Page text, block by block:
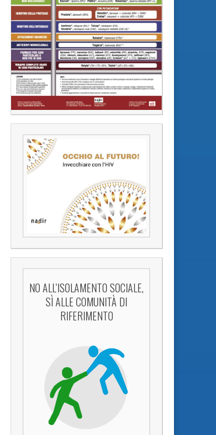
NO ALL’ISOLAMENTO SOCIALE,
SÌ ALLE COMUNITÀ DI
RIFERIMENTO